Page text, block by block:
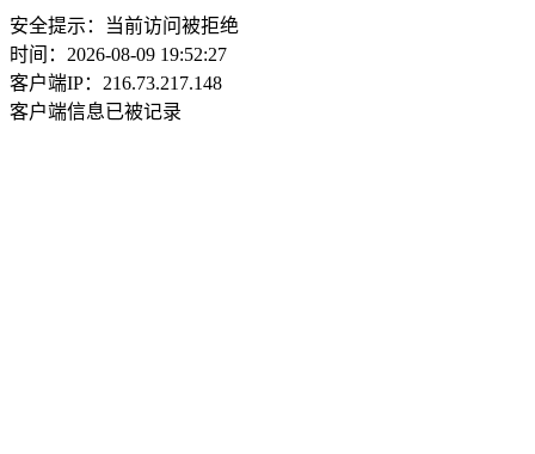
安全提示：当前访问被拒绝
时间：2026-08-09 19:52:27
客户端IP：216.73.217.148
客户端信息已被记录